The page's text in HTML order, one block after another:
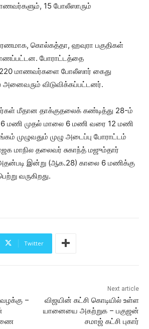
15 போலீஸாரும்
கொல்கத்தா, ஹவுரா பகுதிகள்
போராட்டத்தை
மாணவர்களை போலீஸார் கைது
விடுவிக்கப்பட்டனர்.
மீதான தாக்குதலைக் கண்டித்து 28-ம்
மணி முதல் மாலை 6 மணி வரை 12 மணி
முழுவதும் முழு அடைப்பு போராட்டம்
மாநில தலைவர் சுகாந்த் மஜும்தார்
அதன்படி இன்று (ஆக.28) காலை 6 மணிக்கு
வருகிறது.
Twitter
–
Next article
விஜயின் கட்சி கொடியில் உள்ள
யானையை அகற்றுக – பகுஜன்
சமாஜ் கட்சி புகார்